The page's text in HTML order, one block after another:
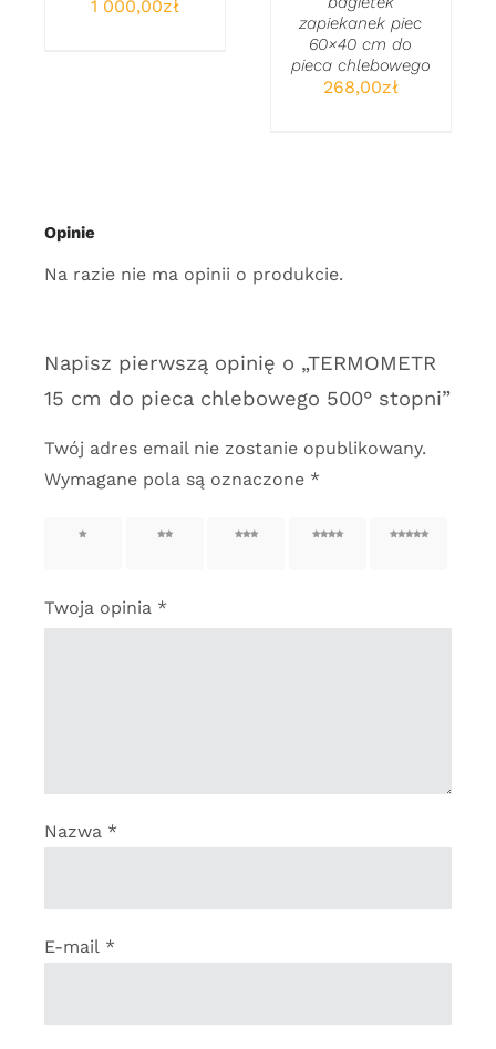
1 000,00zł
zapiekanek piec
60×40 cm do
pieca chlebowego
268,00zł
Opinie
Na razie nie ma opinii o produkcie.
Napisz pierwszą opinię o „TERMOMETR
15 cm do pieca chlebowego 500° stopni”
Twój adres email nie zostanie opublikowany.
Wymagane pola są oznaczone *
1 z 5
2 z 5
3 z 5
4 z 5
5 z 5
Twoja opinia *
Nazwa *
E-mail *